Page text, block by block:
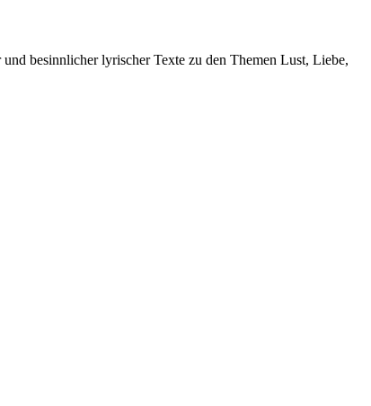
besinnlicher lyrischer Texte zu den Themen Lust, Liebe,